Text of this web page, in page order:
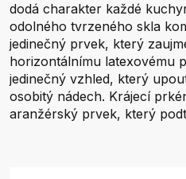
dodá charakter každé
odolného tvrzeného skla
jedinečný prvek, který
horizontálnímu latexovému
jedinečný vzhled, který
osobitý nádech. Krájecí
aranžérský prvek, který